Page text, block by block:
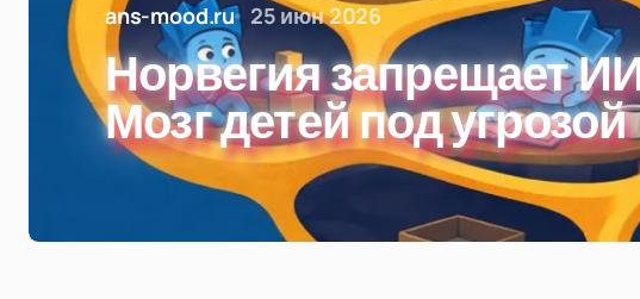
ans-mood.ru 25 июн 2026
Норвегия запрещает
Мозг детей под угрозой